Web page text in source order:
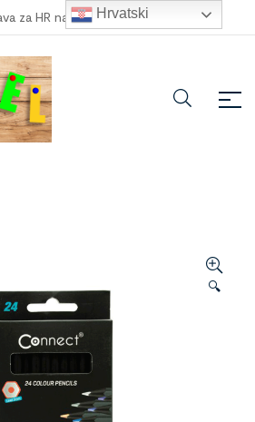
za HR narudžbe veće od 100,00 €
🔍
Hrvatski